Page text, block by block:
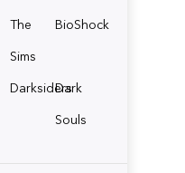
The
Sims
BioShock
Darksiders
Dark
Souls